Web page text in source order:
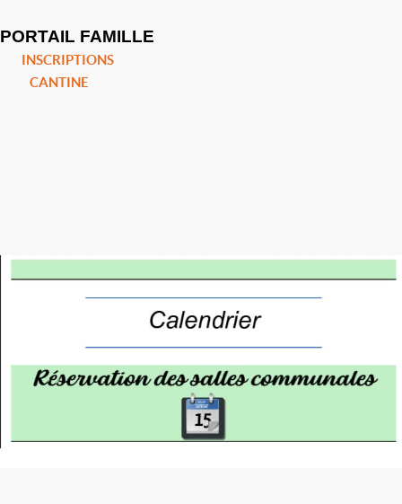
PORTAIL FAMILLE
INSCRIPTIONS
CANTINE